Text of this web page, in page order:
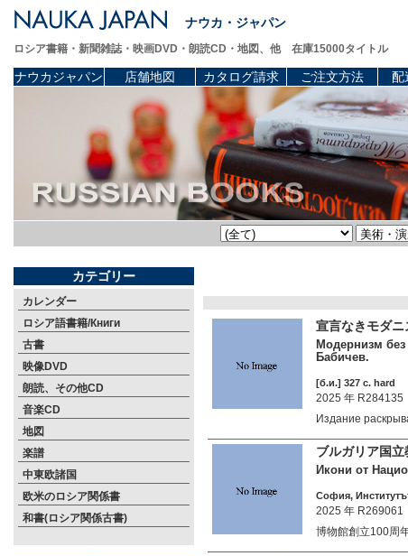
ナウカ・ジャパン
ロシア書籍・新聞雑誌・映画DVD・朗読CD・地図、他 在庫15000タイトル
ナウカジャパン 店舗地図 カタログ請求 ご注文方法 配
カテゴリー
カレンダー
ロシア語書籍/Книги
古書
映像DVD
朗読、その他CD
音楽CD
地図
楽譜
中東欧諸国
欧米のロシア関係書
和書(ロシア関係古書)
宣言なきモダ
Модернизм без
Бабичев.
[б.и.] 327 c. hard
2025 年 R284135
Издание
ブルガリア国
Икони от
София,
2025 年 R269061
博物館創立100周